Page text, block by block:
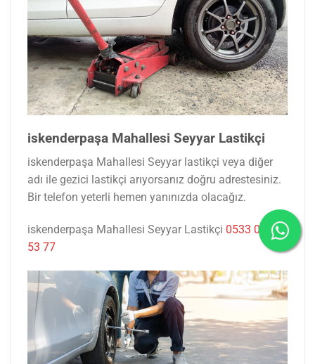
iskenderpaşa Mahallesi Seyyar Lastikçi
iskenderpaşa Mahallesi Seyyar lastikçi veya diğer
adı ile gezici lastikçi arıyorsanız doğru adrestesiniz.
Bir telefon yeterli hemen yanınızda olacağız.
iskenderpaşa Mahallesi Seyyar Lastikçi 0533 047
53 77